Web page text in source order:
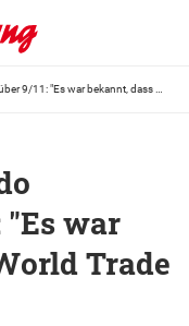
"Es war
Trade